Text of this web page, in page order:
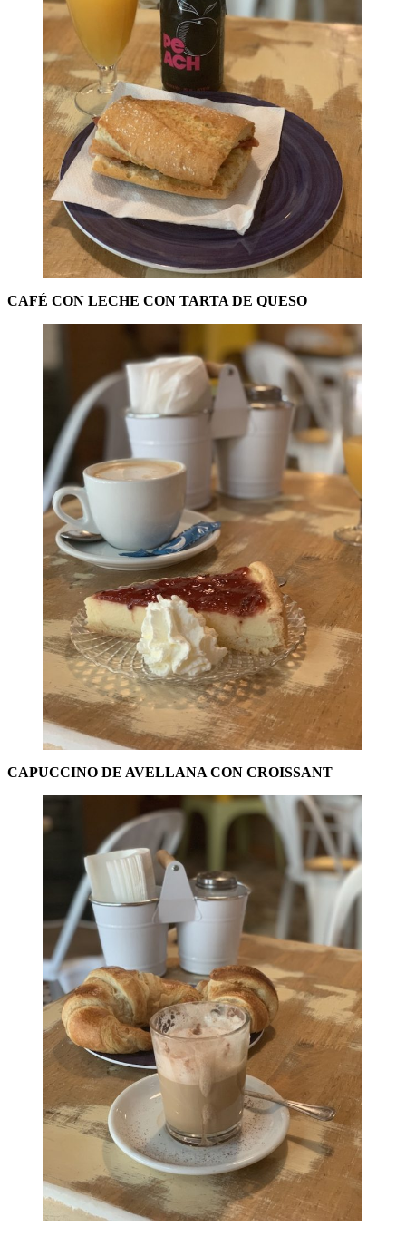
CAFÉ CON LECHE CON TARTA DE QUESO
CAPUCCINO DE AVELLANA CON CROISSANT